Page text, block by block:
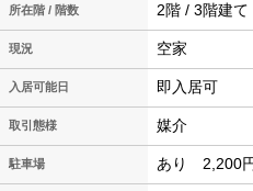
所在階 / 階数 2階 / 3階建て
現況 空家
入居可能日 即入居可
取引態様 媒介
駐車場 あり 2,200